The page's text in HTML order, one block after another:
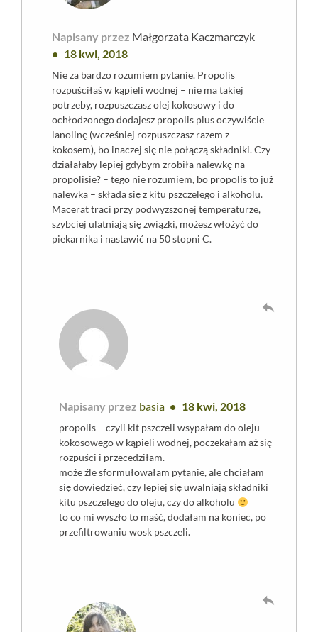
Napisany przez Małgorzata Kaczmarczyk
18 kwi, 2018
Nie za bardzo rozumiem pytanie. Propolis
rozpuściłaś w kąpieli wodnej – nie ma takiej
potrzeby, rozpuszczasz olej kokosowy i do
ochłodzonego dodajesz propolis plus oczywiście
lanolinę (wcześniej rozpuszczasz razem z
kokosem), bo inaczej się nie połączą składniki. Czy
działałaby lepiej gdybym zrobiła nalewkę na
propolisie? – tego nie rozumiem, bo propolis to już
nalewka – składa się z kitu pszczelego i alkoholu.
Macerat traci przy podwyzszonej temperaturze,
szybciej ulatniają się związki, możesz włożyć do
piekarnika i nastawić na 50 stopni C.
Napisany przez basia 18 kwi, 2018
propolis – czyli kit pszczeli wsypałam do oleju
kokosowego w kąpieli wodnej, poczekałam aż się
rozpuści i przecedziłam.
może źle sformułowałam pytanie, ale chciałam
się dowiedzieć, czy lepiej się uwalniają składniki
kitu pszczelego do oleju, czy do alkoholu
to co mi wyszło to maść, dodałam na koniec, po
przefiltrowaniu wosk pszczeli.
reply
reply